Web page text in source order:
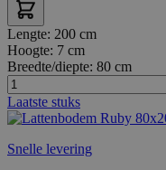
Lengte: 200 cm
Hoogte: 7 cm
Breedte/diepte: 80 cm
Laatste stuks
Snelle levering